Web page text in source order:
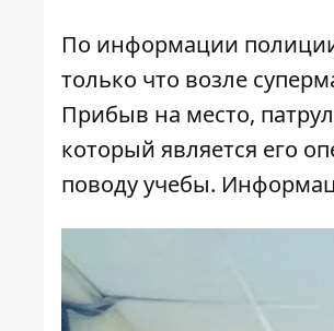
По информации
только что возле
Прибыв на место,
который является его
поводу учебы.